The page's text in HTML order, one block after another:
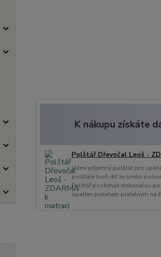
K nákupu získáte
Polštář Dřevočal Leoš -
Velmi příjemný polštář pro
polštáře tvoří drť ze směsi
Polštář poskytuje dokonalou
opatřen potahem pratelným na